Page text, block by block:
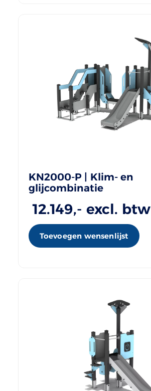
KN2000-P | Klim- en
glijcombinatie
12.149,- excl. btw
Toevoegen wensenlijst